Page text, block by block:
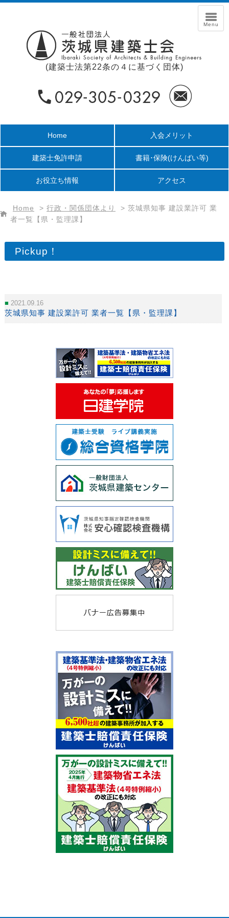
(建築士法第22条の４に基づく団体)
Home 入会メリット
建築士免許申請 書籍･保険(けんばい等)
お役立ち情報 アクセス
Home > 行政・関係団体より > 茨城県知事 建設業許可 業
者一覧【県・監理課】
Pickup！
2021.09.16
茨城県知事 建設業許可 業者一覧【県・監理課】